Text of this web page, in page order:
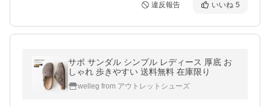
違反報告 いいね 5
サボ サンダル シンプル レディース 厚底 お
しゃれ 歩きやすい 送料無料 在庫限り
welleg from アウトレットシューズ